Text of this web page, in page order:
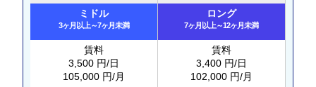
ミドル
3ヶ月以上～7ヶ月未満
賃料
3,500 円/日
105,000 円/月
ロング
7ヶ月以上～12ヶ月未満
賃料
3,400 円/日
102,000 円/月